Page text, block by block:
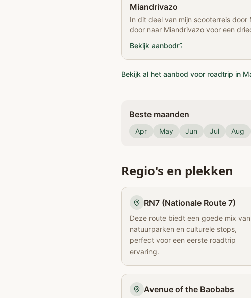
Miandrivazo
In dit deel van mijn scooterreis door
door naar Miandrivazo voor een
Bekijk aanbod
Bekijk al het aanbod voor roadtrip in
Beste maanden
Apr May Jun Jul Aug
Regio's en plekken
RN7 (Nationale Route 7)
Deze route biedt een goede mix van
natuurparken en culturele stops,
perfect voor een eerste roadtrip
ervaring.
Avenue of the Baobabs